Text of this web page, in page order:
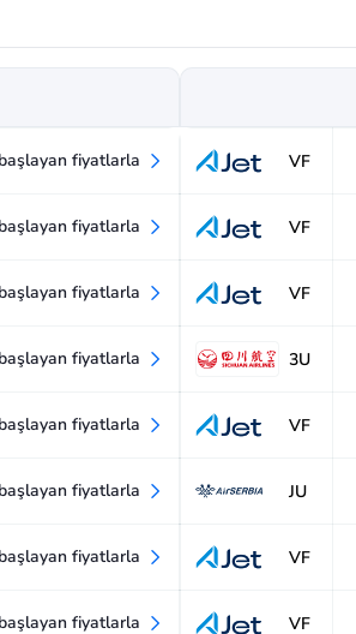
fiyatlarla
fiyatlarla
fiyatlarla
fiyatlarla
fiyatlarla
fiyatlarla
fiyatlarla
fiyatlarla
VF
VF
VF
3U
VF
JU
VF
VF